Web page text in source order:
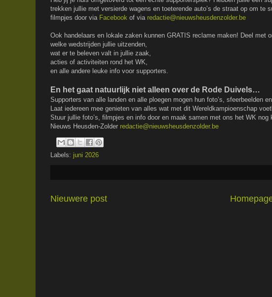
trekken jullie met versierde wagens en toeterende auto’s de straat op om te
filmpjes door via Facebook of via redactie@nieuwsheusdenzolder.be
Ook handelaars en lokale zaken kunnen GRATIS reclame maken! Deel met
welke wedstrijden jullie uitzenden,
wat er te beleven valt in jullie zaak,
acties of activiteiten rond het WK,
en alle andere leuke info voor supporters.
En het gaat natuurlijk niet alleen over de Rode Duivels…
Supporters van alle landen en alle ploegen mogen hun foto’s, sfeerbeelden
Laat iedereen mee genieten van alles wat met dit Wereldkampioenschap
Stuur jullie foto’s, filmpjes en info door en maak samen met ons het WK nog
Nieuws Heusden-Zolder redactie@nieuwsheusdenzolder.be
Labels: juni 2026
Nieuwere post